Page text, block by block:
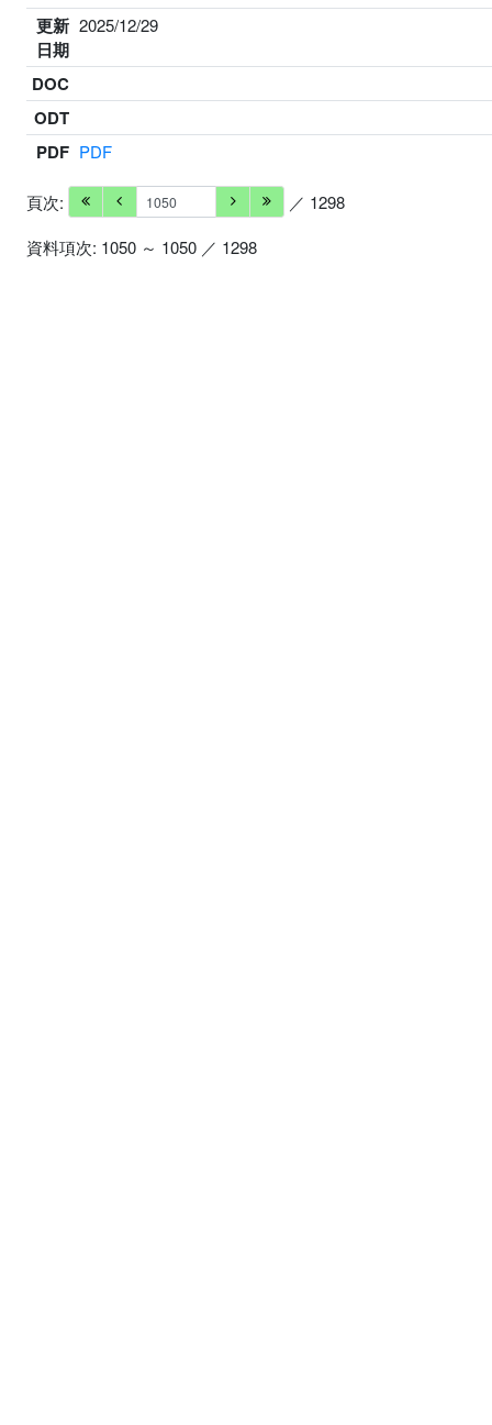
更新
日期
2025/12/29
DOC
ODT
PDF PDF
頁次:
／ 1298
資料項次: 1050 ～ 1050 ／ 1298